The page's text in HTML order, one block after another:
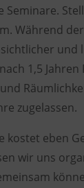
Seminare.
Während
und
1,5
zugelassen.
kostet eben
wir uns